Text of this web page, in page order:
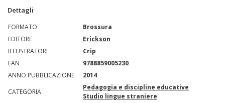
Dettagli
FORMATO
Brossura
EDITORE
Erickson
ILLUSTRATORI
Crip
EAN
9788859005230
ANNO PUBBLICAZIONE
2014
CATEGORIA
Pedagogia e discipline educative
Studio lingue straniere